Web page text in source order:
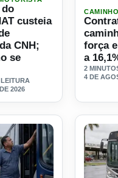
Programa do SEST/
do
custeia
CNH;
se
2026
força
a
2
4 DE